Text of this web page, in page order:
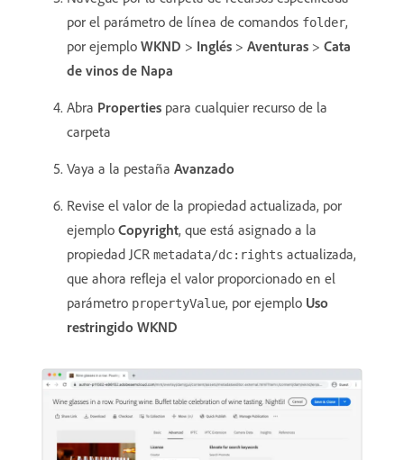
por el parámetro de línea de comandos folder,
por ejemplo WKND > Inglés > Aventuras > Cata
de vinos de Napa
Abra Properties para cualquier recurso de la
carpeta
Vaya a la pestaña Avanzado
Revise el valor de la propiedad actualizada, por
ejemplo Copyright, que está asignado a la
propiedad JCR metadata/dc:rights actualizada,
que ahora refleja el valor proporcionado en el
parámetro propertyValue, por ejemplo Uso
restringido WKND